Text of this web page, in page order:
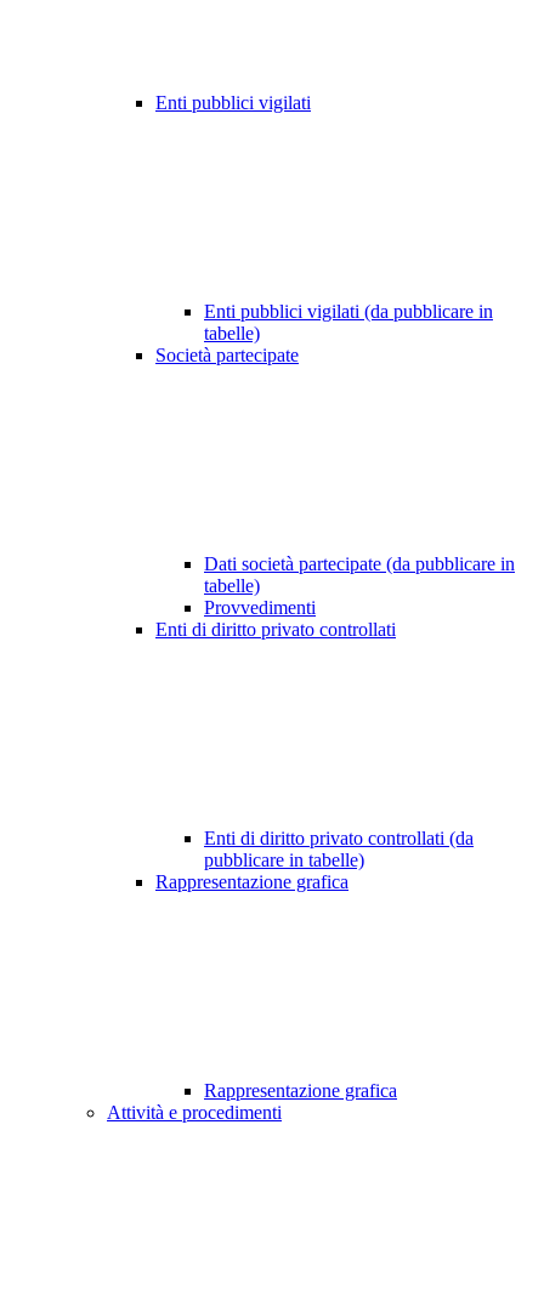
Enti pubblici vigilati
Enti pubblici vigilati (da pubblicare in
tabelle)
Società partecipate
Dati società partecipate (da pubblicare in
tabelle)
Provvedimenti
Enti di diritto privato controllati
Enti di diritto privato controllati (da
pubblicare in tabelle)
Rappresentazione grafica
Rappresentazione grafica
Attività e procedimenti